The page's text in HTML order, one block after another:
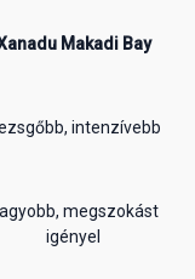
Makadi Bay
intenzívebb
megszokást
igényel